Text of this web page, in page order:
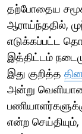
தற்போதைய
ஆராய்ந்ததில்,
எடுக்கப்பட்ட
இத்திட்டம்
இது குறித்த
அன்று
என்ற செய்தியும்,